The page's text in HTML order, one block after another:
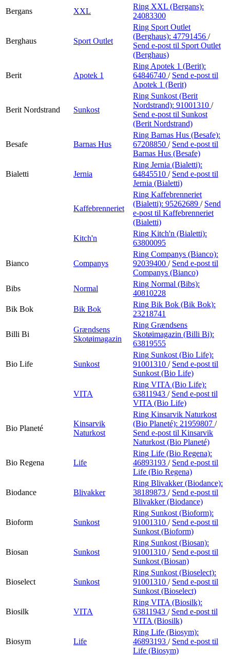
Bergans
XXL
Ring XXL (Bergans):
24083300
Berghaus Sport Outlet
Ring Sport Outlet
(Berghaus): 47791456 /
Send e-post til Sport Outlet
(Berghaus)
Berit Apotek 1
Ring Apotek 1 (Berit):
64846740 / Send e-post til
Apotek 1 (Berit)
Berit Nordstrand Sunkost
Ring Sunkost (Berit
Nordstrand): 91001310 /
Send e-post til Sunkost
(Berit Nordstrand)
Besafe Barnas Hus
Ring Barnas Hus (Besafe):
67208850 / Send e-post til
Barnas Hus (Besafe)
Bialetti Jernia
Ring Jernia (Bialetti):
64845510 / Send e-post til
Jernia (Bialetti)
Kaffebrenneriet
Ring Kaffebrenneriet
(Bialetti): 95262689 / Send
e-post til Kaffebrenneriet
(Bialetti)
Kitch'n
Ring Kitch'n (Bialetti):
63800095
Bianco Companys
Ring Companys (Bianco):
92039400 / Send e-post til
Companys (Bianco)
Bibs
Normal
Ring Normal (Bibs):
40810228
Bik Bok
Bik Bok
Ring Bik Bok (Bik Bok):
23218741
Billi Bi
Grændsens
Skotøimagazin
Ring Grændsens
Skotøimagazin (Billi Bi):
63819555
Bio Life Sunkost
Ring Sunkost (Bio Life):
91001310 / Send e-post til
Sunkost (Bio Life)
VITA
Ring VITA (Bio Life):
63811943 / Send e-post til
VITA (Bio Life)
Bio Planeté
Kinsarvik
Naturkost
Ring Kinsarvik Naturkost
(Bio Planeté): 21959807 /
Send e-post til Kinsarvik
Naturkost (Bio Planeté)
Bio Regena Life
Ring Life (Bio Regena):
46893193 / Send e-post til
Life (Bio Regena)
Biodance Blivakker
Ring Blivakker (Biodance):
38189873 / Send e-post til
Blivakker (Biodance)
Bioform Sunkost
Ring Sunkost (Bioform):
91001310 / Send e-post til
Sunkost (Bioform)
Biosan Sunkost
Ring Sunkost (Biosan):
91001310 / Send e-post til
Sunkost (Biosan)
Bioselect Sunkost
Ring Sunkost (Bioselect):
91001310 / Send e-post til
Sunkost (Bioselect)
Biosilk VITA
Ring VITA (Biosilk):
63811943 / Send e-post til
VITA (Biosilk)
Biosym Life
Ring Life (Biosym):
46893193 / Send e-post til
Life (Biosym)